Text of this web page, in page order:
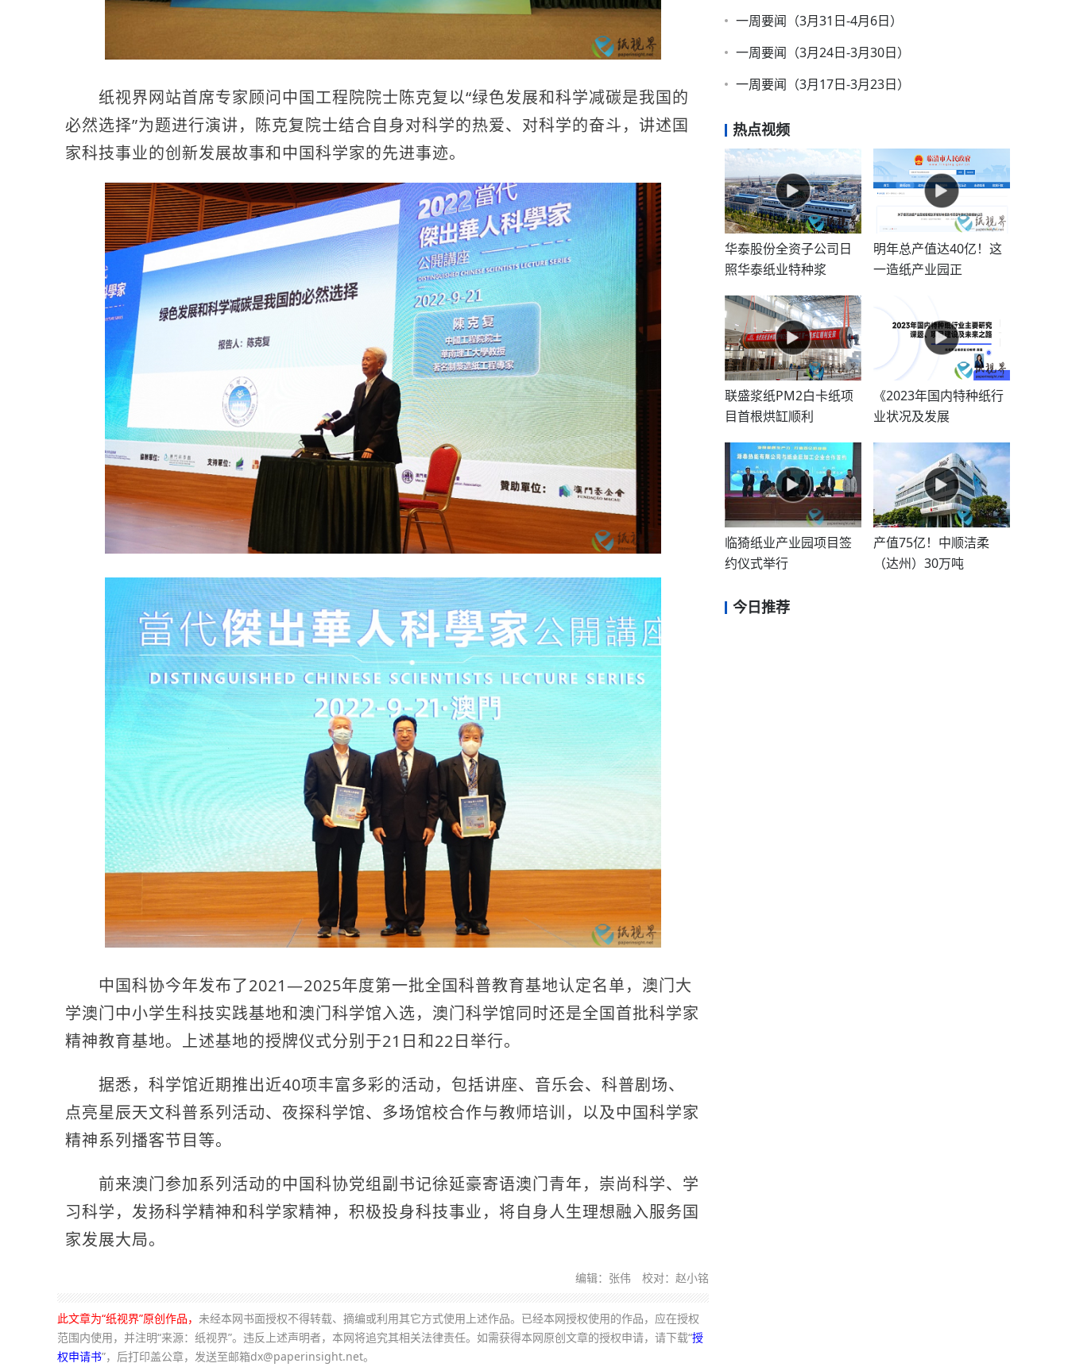
纸视界网站首席专家顾问中国工程院院士陈克复以“绿色发展和科学减碳是我国的
必然选择”为题进行演讲，陈克复院士结合自身对科学的热爱、对科学的奋斗，讲述国
家科技事业的创新发展故事和中国科学家的先进事迹。
中国科协今年发布了2021—2025年度第一批全国科普教育基地认定名单，澳门大
学澳门中小学生科技实践基地和澳门科学馆入选，澳门科学馆同时还是全国首批科学家
精神教育基地。上述基地的授牌仪式分别于21日和22日举行。
据悉，科学馆近期推出近40项丰富多彩的活动，包括讲座、音乐会、科普剧场、
点亮星辰天文科普系列活动、夜探科学馆、多场馆校合作与教师培训，以及中国科学家
精神系列播客节目等。
前来澳门参加系列活动的中国科协党组副书记徐延豪寄语澳门青年，崇尚科学、学
习科学，发扬科学精神和科学家精神，积极投身科技事业，将自身人生理想融入服务国
家发展大局。
编辑：张伟 校对：赵小铭
此文章为“纸视界”原创作品， 未经本网书面授权不得转载、摘编或利用其它方式使用上述作品。已经本网授权使用的作品，应在授权
范围内使用，并注明“来源：纸视界”。违反上述声明者，本网将追究其相关法律责任。如需获得本网原创文章的授权申请，请下载“授
权申请书”，后打印盖公章，发送至邮箱dx@paperinsight.net。
一周要闻（3月31日-4月6日）
一周要闻（3月24日-3月30日）
一周要闻（3月17日-3月23日）
热点视频
华泰股份全资子公司日
照华泰纸业特种浆
明年总产值达40亿！这
一造纸产业园正
联盛浆纸PM2白卡纸项
目首根烘缸顺利
《2023年国内特种纸行
业状况及发展
临猗纸业产业园项目签
约仪式举行
产值75亿！中顺洁柔
（达州）30万吨
今日推荐